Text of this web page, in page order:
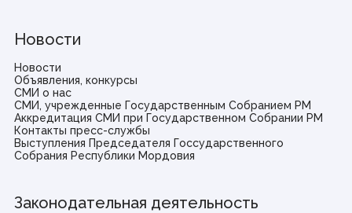
Новости
Новости
Объявления, конкурсы
СМИ о нас
СМИ, учрежденные Государственным Собранием РМ
Аккредитация СМИ при Государственном Собрании РМ
Контакты пресс-службы
Выступления Председателя Госсударственного
Собрания Республики Мордовия
Законодательная деятельность